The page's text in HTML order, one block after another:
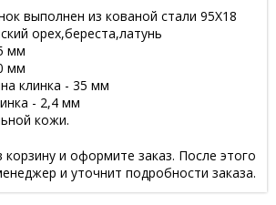
выполнен из кованой стали 95Х18
орех,береста,латунь
мм
мм
клинка - 35 мм
- 2,4 мм
кожи.
и оформите заказ. После этого
и уточнит подробности заказа.